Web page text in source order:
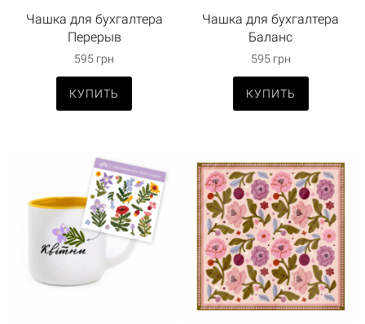
Чашка для бухгалтера
Перерыв
595 грн
КУПИТЬ
Чашка для бухгалтера
Баланс
595 грн
КУПИТЬ